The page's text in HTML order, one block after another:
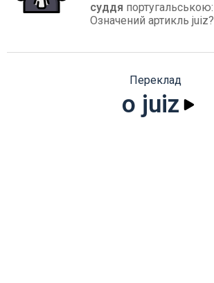
суддя португальською:
Означений артикль juiz?
Переклад
o juiz